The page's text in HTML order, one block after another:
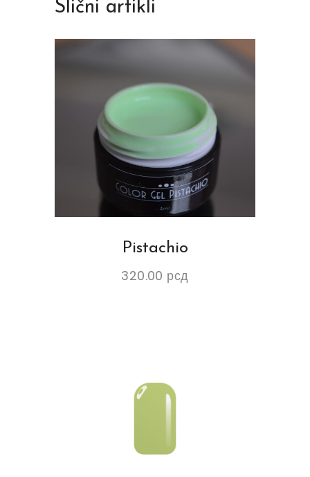
Slični artikli
Pistachio
320.00 рсд